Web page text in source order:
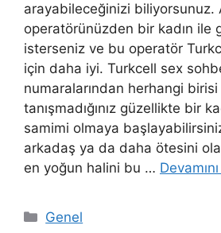
arayabileceğinizi biliyorsunuz.
operatörünüzden bir kadın ile
isterseniz ve bu operatör
için daha iyi. Turkcell sex
numaralarından herhangi
tanışmadığınız güzellikte bir
samimi olmaya
arkadaş ya da daha ötesini
en yoğun halini bu …
Kategoriler
Genel